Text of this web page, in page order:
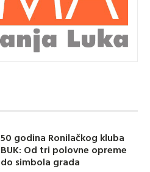
50 godina Ronilačkog kluba
BUK: Od tri polovne opreme
do simbola grada